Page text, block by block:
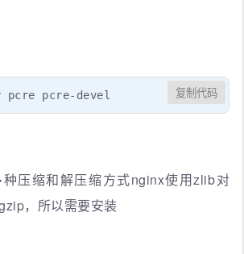
pcre-devel 复制代码
压缩和解压缩方式nginx使用zlib对
，所以需要安装